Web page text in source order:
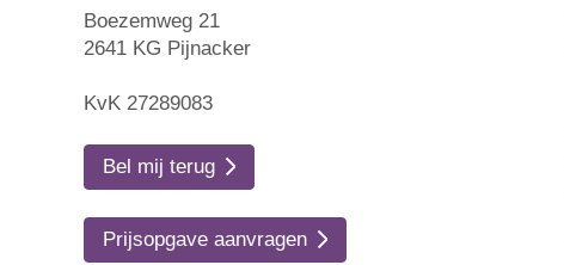
Boezemweg 21
2641 KG Pijnacker
KvK 27289083
Bel mij terug
Prijsopgave aanvragen